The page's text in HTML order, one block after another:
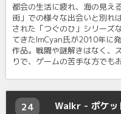
都会の生活に疲れ、海の見え
街」での様々な出会いと別
された「つぐのひ」シリーズ
てきたImCyan氏が2010年に
作品。戦闘や謎解きはなく、
りで、ゲームの苦手な方でも
24 Walkr - ポケッ